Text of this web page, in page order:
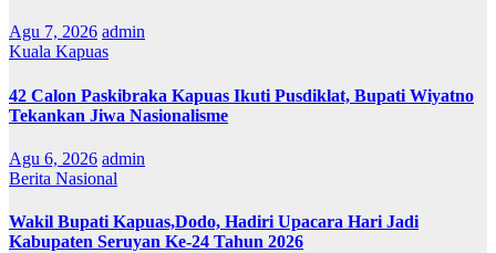
Agu 7, 2026 admin
Kuala Kapuas
42 Calon Paskibraka Kapuas Ikuti Pusdiklat, Bupati Wiyatno
Tekankan Jiwa Nasionalisme
Agu 6, 2026 admin
Berita Nasional
Wakil Bupati Kapuas,Dodo, Hadiri Upacara Hari Jadi
Kabupaten Seruyan Ke-24 Tahun 2026